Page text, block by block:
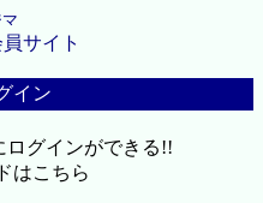
サイト
イン
ログインができる!!
はこちら